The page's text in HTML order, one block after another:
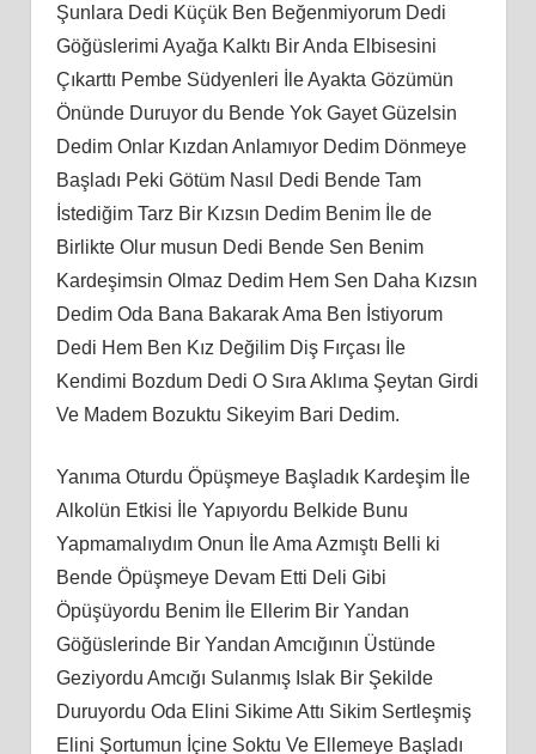
Şunlara Dedi Küçük Ben Beğenmiyorum Dedi
Göğüslerimi Ayağa Kalktı Bir Anda Elbisesini
Çıkarttı Pembe Südyenleri İle Ayakta Gözümün
Önünde Duruyor du Bende Yok Gayet Güzelsin
Dedim Onlar Kızdan Anlamıyor Dedim Dönmeye
Başladı Peki Götüm Nasıl Dedi Bende Tam
İstediğim Tarz Bir Kızsın Dedim Benim İle de
Birlikte Olur musun Dedi Bende Sen Benim
Kardeşimsin Olmaz Dedim Hem Sen Daha Kızsın
Dedim Oda Bana Bakarak Ama Ben İstiyorum
Dedi Hem Ben Kız Değilim Diş Fırçası İle
Kendimi Bozdum Dedi O Sıra Aklıma Şeytan Girdi
Ve Madem Bozuktu Sikeyim Bari Dedim.
Yanıma Oturdu Öpüşmeye Başladık Kardeşim İle
Alkolün Etkisi İle Yapıyordu Belkide Bunu
Yapmamalıydım Onun İle Ama Azmıştı Belli ki
Bende Öpüşmeye Devam Etti Deli Gibi
Öpüşüyordu Benim İle Ellerim Bir Yandan
Göğüslerinde Bir Yandan Amcığının Üstünde
Geziyordu Amcığı Sulanmış Islak Bir Şekilde
Duruyordu Oda Elini Sikime Attı Sikim Sertleşmiş
Elini Şortumun İçine Soktu Ve Ellemeye Başladı